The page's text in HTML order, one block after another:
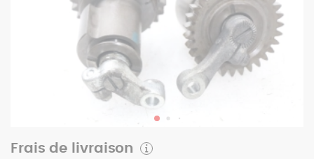
Frais de livraison